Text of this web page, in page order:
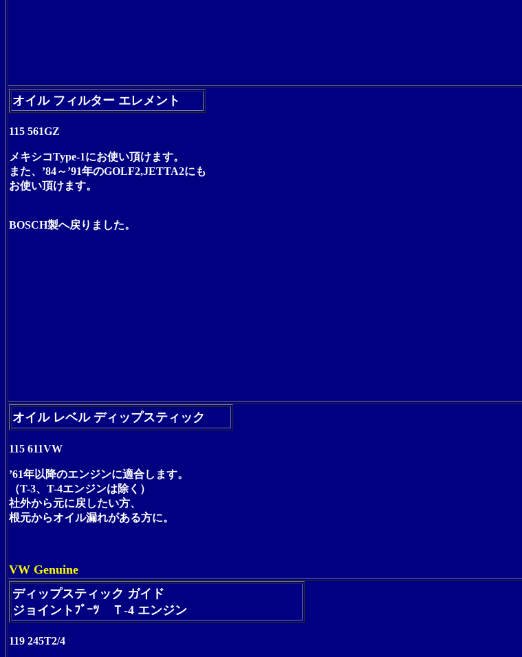
オイル フィルター エレメント
115 561GZ
メキシコType-1にお使い頂けます。
また、’84～’91年のGOLF2,JETTA2にも
お使い頂けます。
BOSCH製へ戻りました。
オイル レベル ディップスティック
115 611VW
’61年以降のエンジンに適合します。
（T-3、T-4エンジンは除く）
社外から元に戻したい方、
根元からオイル漏れがある方に。
VW Genuine
ディップスティック ガイド
ジョイントﾌﾞｰﾂ Ｔ-4 エンジン
119 245T2/4